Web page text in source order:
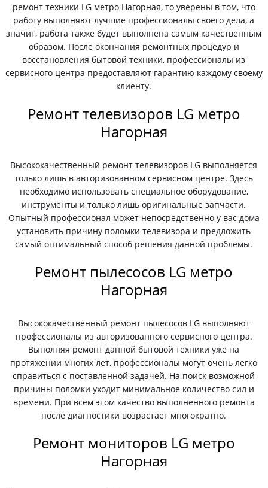
ремонт техники LG метро Нагорная, то уверены в том, что
работу выполняют лучшие профессионалы своего дела, а
значит, работа также будет выполнена самым качественным
образом. После окончания ремонтных процедур и
восстановления бытовой техники, профессионалы из
сервисного центра предоставляют гарантию каждому своему
клиенту.
Ремонт телевизоров LG метро
Нагорная
Высококачественный ремонт телевизоров LG выполняется
только лишь в авторизованном сервисном центре. Здесь
необходимо использовать специальное оборудование,
инструменты и только лишь оригинальные запчасти.
Опытный профессионал может непосредственно у вас дома
установить причину поломки телевизора и предложить
самый оптимальный способ решения данной проблемы.
Ремонт пылесосов LG метро
Нагорная
Высококачественный ремонт пылесосов LG выполняют
профессионалы из авторизованного сервисного центра.
Выполняя ремонт данной бытовой техники уже на
протяжении многих лет, профессионалы могут очень легко
справиться с поставленной задачей. На поиск возможной
причины поломки уходит минимальное количество сил и
времени. При всем этом качество выполненного ремонта
после диагностики возрастает многократно.
Ремонт мониторов LG метро
Нагорная